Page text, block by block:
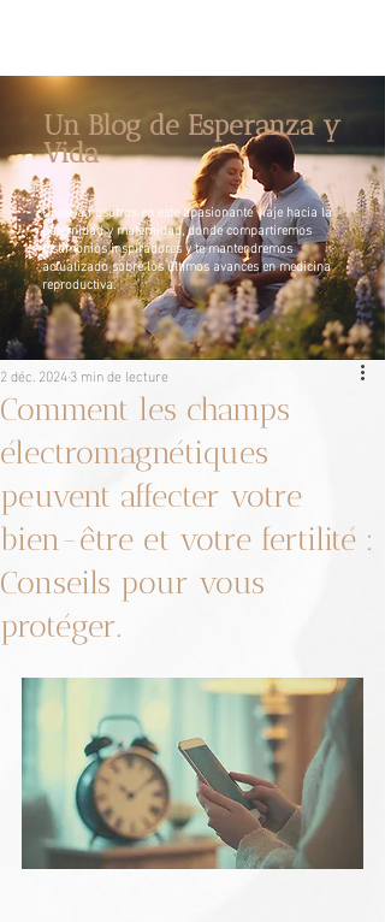
Un Blog de Esperanza y
Vida
Únete a nosotros en este apasionante viaje hacia la
paternidad y maternidad, donde compartiremos
testimonios inspiradores y te mantendremos
actualizado sobre los últimos avances en medicina
reproductiva.
Comment les champs
électromagnétiques
peuvent affecter votre
bien-être et votre fertilité :
Conseils pour vous
protéger.
2 déc. 20243 min de lecture